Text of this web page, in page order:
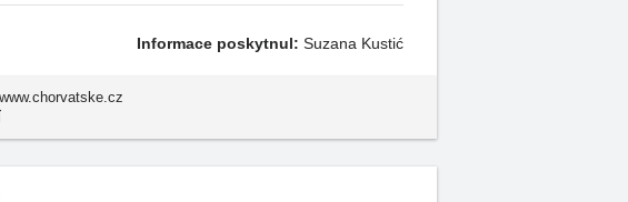
Informace poskytnul: Suzana Kustić